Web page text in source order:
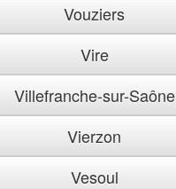
Vouziers
Vire
Villefranche-sur-Saône
Vierzon
Vesoul